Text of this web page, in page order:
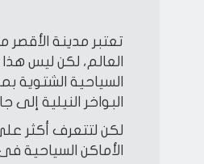
تعتبر مدينة
العالم، لكن ليس
السياحية الشتوية
البواخر النيلية إلى
لكن لتتعرف أكثر
الأماكن السياحية